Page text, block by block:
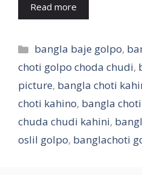
Read more
Categories
bangla baje golpo,
choti golpo choda chudi,
picture, bangla choti
choti kahino, bangla
chuda chudi kahini,
oslil golpo, banglachoti